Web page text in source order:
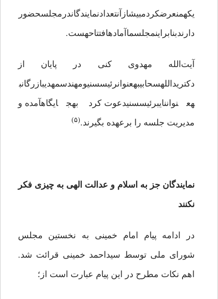
یکهمنعرضکردمبیشازآنتعدادنمایندگاندرمجلسحضور
دارندبنابراینمجلسماآمادهافتتاحهست.
آیت‌الله مهدوی کنی در پایان از
دکتریداللهسحابیبهعنوانرئیسسنیومهندسمهدیبازرگانب
هعنواننایبرئیسسنیدعوت کرد بهجایگاهآمده و
مدیریت جلسه را برعهده بگیرند.(۵)
نمایندگان جز به اسلام و عدالت الهی به چیزی فکر
نکنند
در ادامه پیام امام خمینی به نخستین مجلس
شورای ملی توسط سیداحمد خمینی قرائت شد.
اهم نکات مطرح در این پیام عبارت است از؛